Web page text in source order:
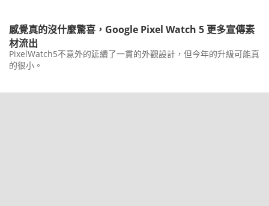
感覺真的沒什麼驚喜，Google Pixel Watch 5 更多宣傳素
材流出
PixelWatch5不意外的延續了一貫的外觀設計，但今年的升級可能真
的很小。